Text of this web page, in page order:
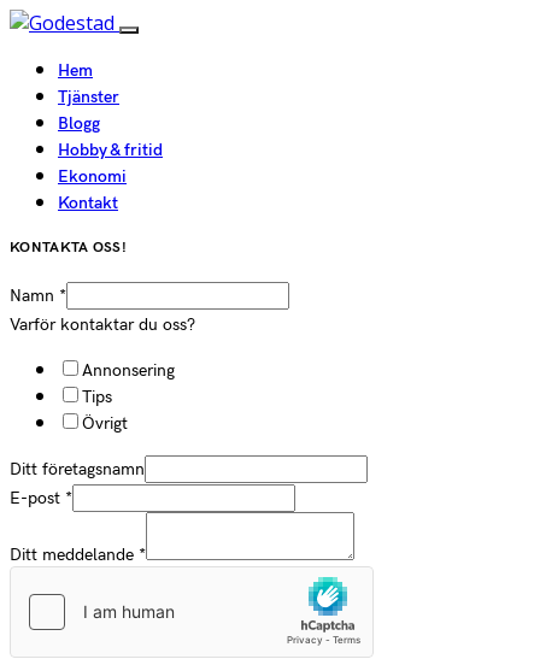
Hem
Tjänster
Blogg
Hobby & fritid
Ekonomi
Kontakt
KONTAKTA OSS!
Namn *
Varför kontaktar du oss?
Annonsering
Tips
Övrigt
Ditt företagsnamn
E-post *
Ditt meddelande *